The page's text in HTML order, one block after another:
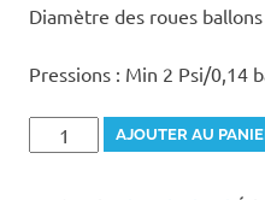
Diamètre des roues
Pressions : Min 2 Psi/0,14
quantité
de
AJOUTER AU